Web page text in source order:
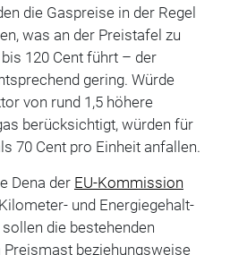
die Gaspreise in der Regel
was an der Preistafel zu
120 Cent führt – der
gering. Würde
von rund 1,5 höhere
berücksichtigt, würden für
70 Cent pro Einheit anfallen.
Dena der EU-Kommission
und Energiegehalt-
die bestehenden
beziehungsweise